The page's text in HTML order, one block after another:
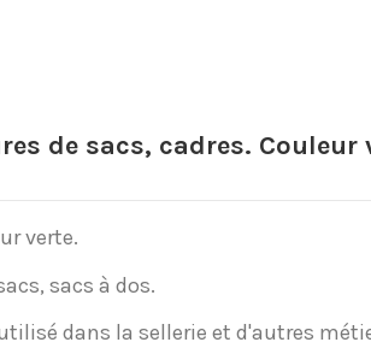
de sacs, cadres. Couleur
verte.
sacs à dos.
dans la sellerie et d'autres